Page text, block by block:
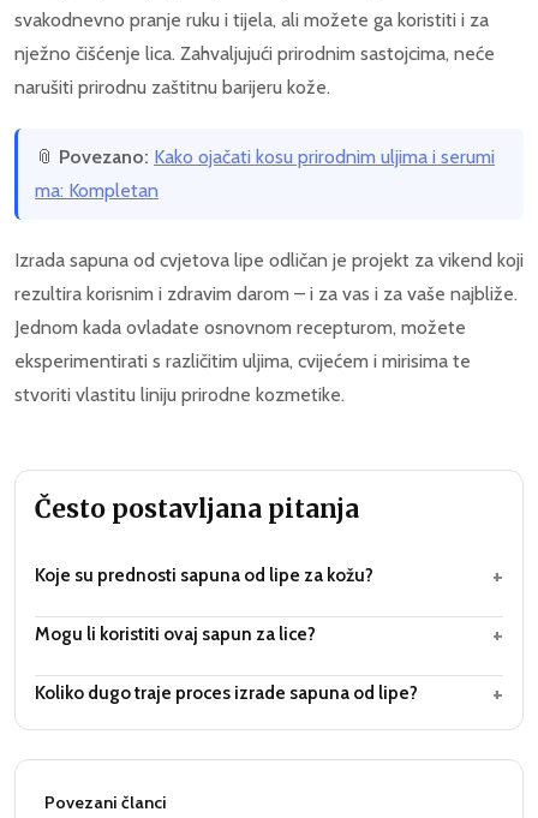
svakodnevno pranje ruku i tijela, ali možete ga koristiti i za
nježno čišćenje lica. Zahvaljujući prirodnim sastojcima, neće
narušiti prirodnu zaštitnu barijeru kože.
📎 Povezano: Kako ojačati kosu prirodnim uljima i serumi
ma: Kompletan
Izrada sapuna od cvjetova lipe odličan je projekt za vikend koji
rezultira korisnim i zdravim darom – i za vas i za vaše najbliže.
Jednom kada ovladate osnovnom recepturom, možete
eksperimentirati s različitim uljima, cvijećem i mirisima te
stvoriti vlastitu liniju prirodne kozmetike.
Često postavljana pitanja
Koje su prednosti sapuna od lipe za kožu? +
Mogu li koristiti ovaj sapun za lice? +
Koliko dugo traje proces izrade sapuna od lipe? +
Povezani članci